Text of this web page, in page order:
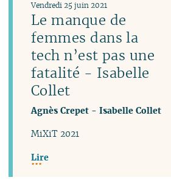
Le manque de
femmes dans la
tech n’est pas une
fatalité - Isabelle
Collet
Vendredi 25 juin 2021
Agnès Crepet -Isabelle Collet
MiXiT 2021
Lire